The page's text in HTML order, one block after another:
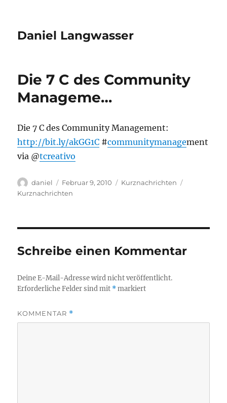
Daniel Langwasser
Die 7 C des Community
Manageme…
Die 7 C des Community Management:
http://bit.ly/akGG1C #communitymanagement
via @tcreativo
Autor
daniel
Veröffentlicht
am
Februar 9, 2010 Kategorien
Kurznachrichten
Kurznachrichten
Schreibe einen Kommentar
Deine E-Mail-Adresse wird nicht veröffentlicht.
Erforderliche Felder sind mit *markiert
KOMMENTAR *